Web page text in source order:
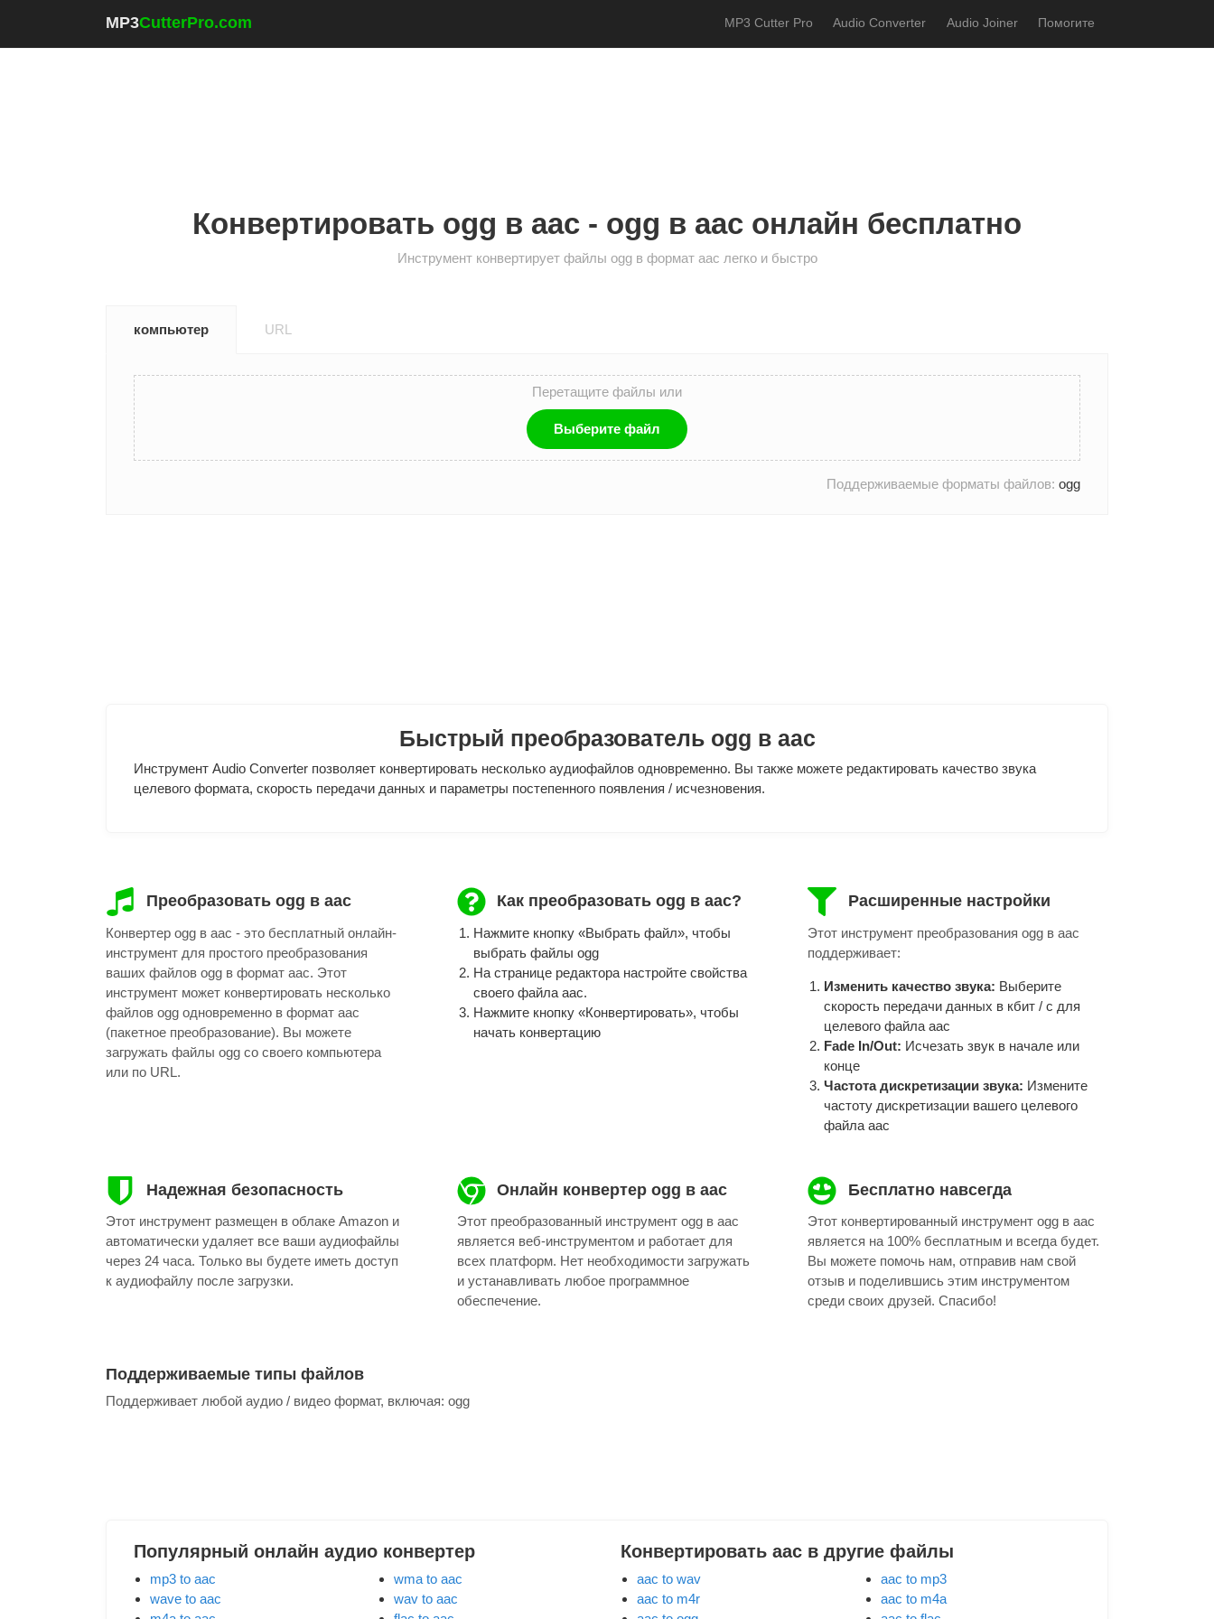
MP3CutterPro.com MP3 Cutter Pro Audio Converter Audio Joiner Помогите
Конвертировать ogg в aac - ogg в aac онлайн бесплатно
Инструмент конвертирует файлы ogg в формат aac легко и быстро
компьютер URL
Перетащите файлы или
Выберите файл
Поддерживаемые форматы файлов: ogg
Быстрый преобразователь ogg в aac
Инструмент Audio Converter позволяет конвертировать несколько аудиофайлов одновременно. Вы также можете редактировать качество звука
целевого формата, скорость передачи данных и параметры постепенного появления / исчезновения.
Преобразовать ogg в aac
Конвертер ogg в aac - это бесплатный онлайн-
инструмент для простого преобразования
ваших файлов ogg в формат aac. Этот
инструмент может конвертировать несколько
файлов ogg одновременно в формат aac
(пакетное преобразование). Вы можете
загружать файлы ogg со своего компьютера
или по URL.
Как преобразовать ogg в aac?
Нажмите кнопку «Выбрать файл», чтобы
выбрать файлы ogg
На странице редактора настройте свойства
своего файла aac.
Нажмите кнопку «Конвертировать», чтобы
начать конвертацию
Расширенные настройки
Этот инструмент преобразования ogg в aac
поддерживает:
Изменить качество звука: Выберите
скорость передачи данных в кбит / с для
целевого файла aac
Fade In/Out: Исчезать звук в начале или
конце
Частота дискретизации звука: Измените
частоту дискретизации вашего целевого
файла aac
Надежная безопасность
Этот инструмент размещен в облаке Amazon и
автоматически удаляет все ваши аудиофайлы
через 24 часа. Только вы будете иметь доступ
к аудиофайлу после загрузки.
Онлайн конвертер ogg в aac
Этот преобразованный инструмент ogg в aac
является веб-инструментом и работает для
всех платформ. Нет необходимости загружать
и устанавливать любое программное
обеспечение.
Бесплатно навсегда
Этот конвертированный инструмент ogg в aac
является на 100% бесплатным и всегда будет.
Вы можете помочь нам, отправив нам свой
отзыв и поделившись этим инструментом
среди своих друзей. Спасибо!
Поддерживаемые типы файлов
Поддерживает любой аудио / видео формат, включая: ogg
Популярный онлайн аудио конвертер
mp3 to aac
wave to aac
wma to aac
wav to aac
Конвертировать aac в другие файлы
aac to wav
aac to m4r
aac to mp3
aac to m4a